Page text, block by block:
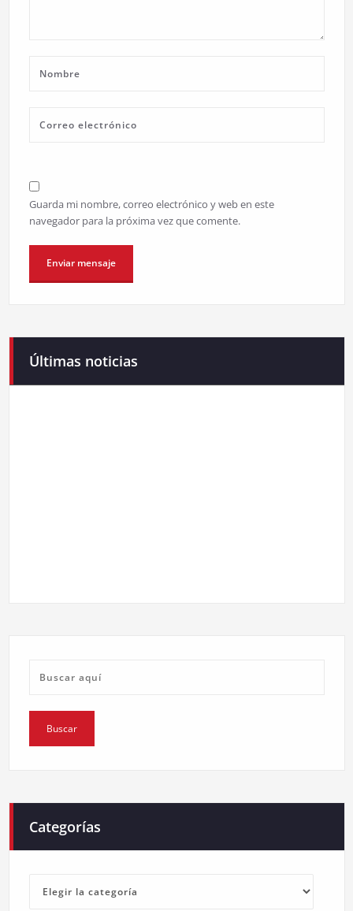
Guarda mi nombre, correo electrónico y web en este
navegador para la próxima vez que comente.
Últimas noticias
Campaneirus 2026
Categorías
Categorías